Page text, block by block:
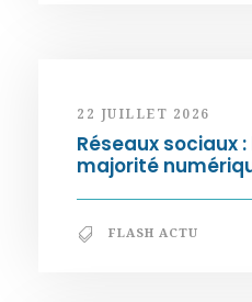
22 JUILLET 2026
Réseaux sociaux
majorité
FLASH ACTU